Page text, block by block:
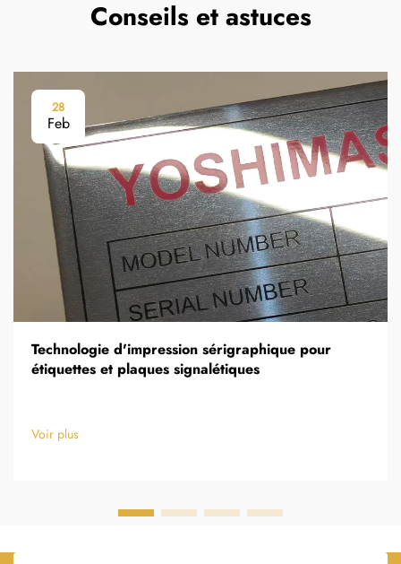
Conseils et astuces
28
Feb
Technologie d'impression sérigraphique pour
étiquettes et plaques signalétiques
Voir plus